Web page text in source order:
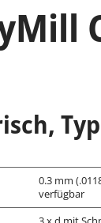
0.3 mm
verfügbar